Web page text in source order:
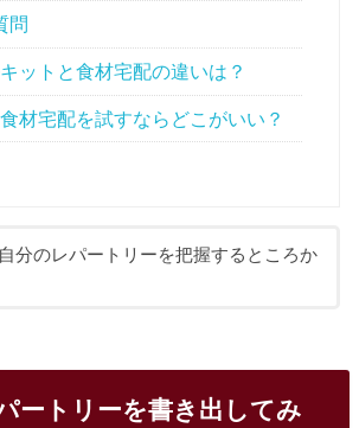
問
ットと食材宅配の違いは？
材宅配を試すならどこがいい？
分のレパートリーを把握するところか
ートリーを書き出してみ